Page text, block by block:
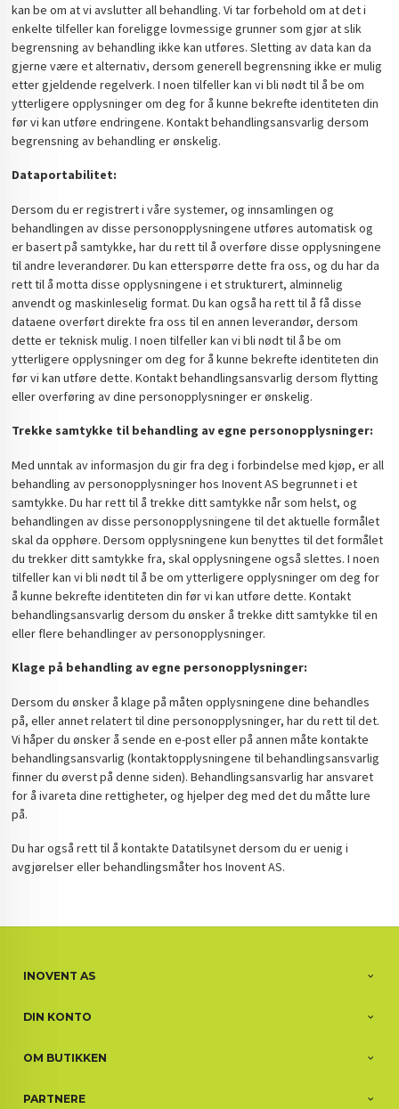
kan be om at vi avslutter all behandling. Vi tar forbehold om at det i
enkelte tilfeller kan foreligge lovmessige grunner som gjør at slik
begrensning av behandling ikke kan utføres. Sletting av data kan da
gjerne være et alternativ, dersom generell begrensning ikke er mulig
etter gjeldende regelverk. I noen tilfeller kan vi bli nødt til å be om
ytterligere opplysninger om deg for å kunne bekrefte identiteten din
før vi kan utføre endringene. Kontakt behandlingsansvarlig dersom
begrensning av behandling er ønskelig.
Dataportabilitet:
Dersom du er registrert i våre systemer, og innsamlingen og
behandlingen av disse personopplysningene utføres automatisk og
er basert på samtykke, har du rett til å overføre disse opplysningene
til andre leverandører. Du kan etterspørre dette fra oss, og du har da
rett til å motta disse opplysningene i et strukturert, alminnelig
anvendt og maskinleselig format. Du kan også ha rett til å få disse
dataene overført direkte fra oss til en annen leverandør, dersom
dette er teknisk mulig. I noen tilfeller kan vi bli nødt til å be om
ytterligere opplysninger om deg for å kunne bekrefte identiteten din
før vi kan utføre dette. Kontakt behandlingsansvarlig dersom flytting
eller overføring av dine personopplysninger er ønskelig.
Trekke samtykke til behandling av egne personopplysninger:
Med unntak av informasjon du gir fra deg i forbindelse med kjøp, er all
behandling av personopplysninger hos Inovent AS begrunnet i et
samtykke. Du har rett til å trekke ditt samtykke når som helst, og
behandlingen av disse personopplysningene til det aktuelle formålet
skal da opphøre. Dersom opplysningene kun benyttes til det formålet
du trekker ditt samtykke fra, skal opplysningene også slettes. I noen
tilfeller kan vi bli nødt til å be om ytterligere opplysninger om deg for
å kunne bekrefte identiteten din før vi kan utføre dette. Kontakt
behandlingsansvarlig dersom du ønsker å trekke ditt samtykke til en
eller flere behandlinger av personopplysninger.
Klage på behandling av egne personopplysninger:
Dersom du ønsker å klage på måten opplysningene dine behandles
på, eller annet relatert til dine personopplysninger, har du rett til det.
Vi håper du ønsker å sende en e-post eller på annen måte kontakte
behandlingsansvarlig (kontaktopplysningene til behandlingsansvarlig
finner du øverst på denne siden). Behandlingsansvarlig har ansvaret
for å ivareta dine rettigheter, og hjelper deg med det du måtte lure
på.
Du har også rett til å kontakte Datatilsynet dersom du er uenig i
avgjørelser eller behandlingsmåter hos Inovent AS.
INOVENT AS
DIN KONTO
OM BUTIKKEN
PARTNERE